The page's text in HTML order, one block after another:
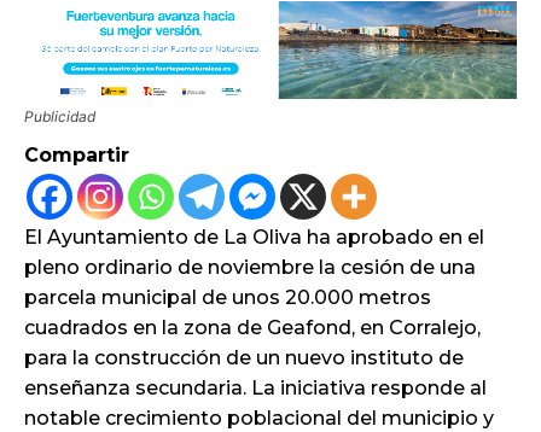
Publicidad
Compartir
El Ayuntamiento de La Oliva ha aprobado en el
pleno ordinario de noviembre la cesión de una
parcela municipal de unos 20.000 metros
cuadrados en la zona de Geafond, en Corralejo,
para la construcción de un nuevo instituto de
enseñanza secundaria. La iniciativa responde al
notable crecimiento poblacional del municipio y